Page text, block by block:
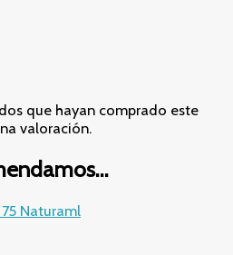
que hayan comprado este
valoración.